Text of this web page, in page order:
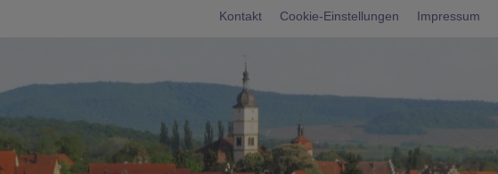
Fußbereichsmenü
Kontakt Cookie-Einstellungen Impressum